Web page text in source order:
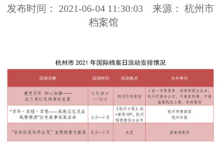
发布时间： 2021-06-04 11:30:03
来源： 杭州市
档案馆